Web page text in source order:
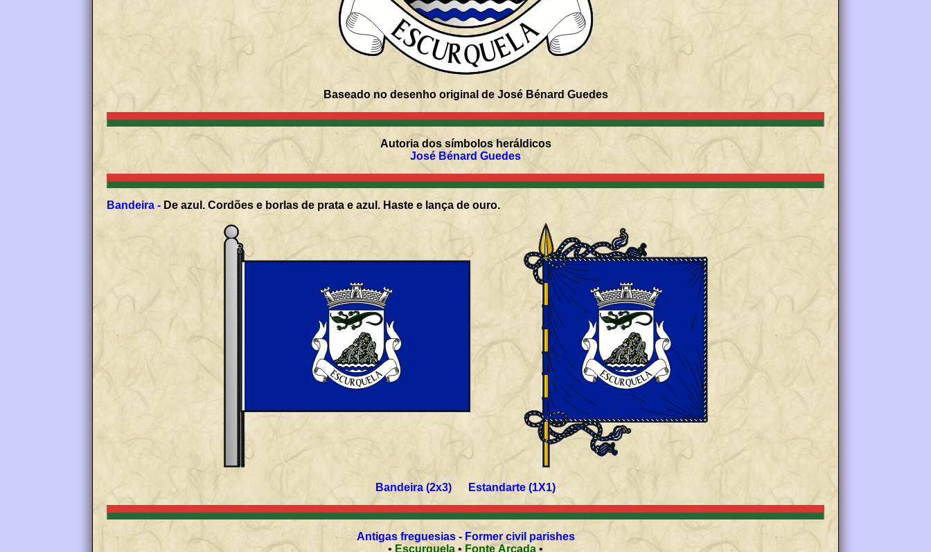
Baseado no desenho original de José Bénard Guedes
Autoria dos símbolos heráldicos
José Bénard Guedes
Bandeira - De azul. Cordões e borlas de prata e azul. Haste e lança de ouro.
Bandeira (2x3) Estandarte (1X1)
Antigas freguesias - Former civil parishes
• Escurquela • Fonte Arcada•